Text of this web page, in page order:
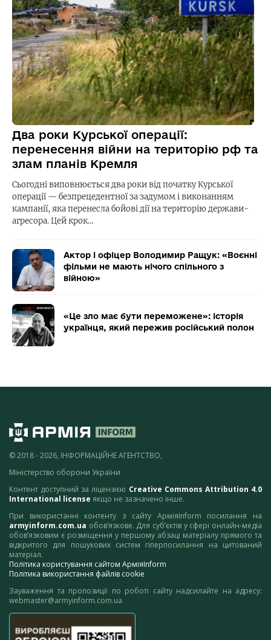
Два роки Курської операції:
перенесення війни на територію рф та
злам планів Кремля
Сьогодні виповнюється два роки від початку Курської
операції — безпрецедентної за задумом і виконанням
кампанії, яка перенесла бойові дії на територію держави-
агресора. Цей крок…
Актор і офіцер Володимир Ращук: «Воєнні
фільми не мають нічого спільного з
війною»
«Це зло має бути переможене»: історія
українця, який пережив російський полон
© 2018 - 2026, ІНФОРМАЦІЙНЕ АГЕНТСТВО,
Міністерство оборони України
Контент доступний за ліцензією Creative Commons Attribution 4.0
International license якщо не зазначено інше.
При використанні контенту з сайту АрміяInform посилання на
armyinform.com.ua обов’язкове. Для суб’єктів у сфері онлайн-медіа
обов’язковим є розміщення у першому абзаці матеріалу прямого та
відкритого для пошукових систем гіперпосилання на цитований
матеріал.
Політика користування сайтом АрміяInform
Політика використання файлів cookie
Зауваження та пропозиції по роботі сайту надсилайте на адресу:
webmaster@armyinform.com.ua